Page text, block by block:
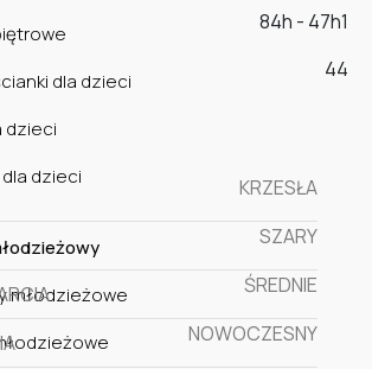
dla dzieci
dzieci
dla dzieci
młodzieżowe
84h - 47h1
44
KRZESŁA
SZARY
ŚREDNIE
NOWOCZESNY